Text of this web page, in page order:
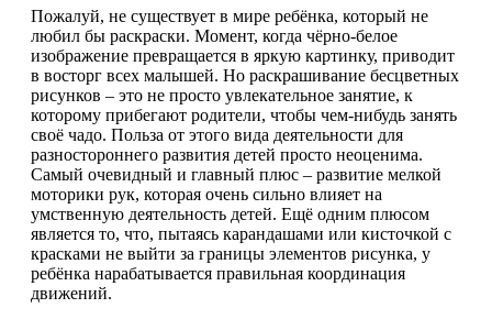
Пожалуй, не существует в мире ребёнка, который не
любил бы раскраски. Момент, когда чёрно-белое
изображение превращается в яркую картинку, приводит
в восторг всех малышей. Но раскрашивание бесцветных
рисунков – это не просто увлекательное занятие, к
которому прибегают родители, чтобы чем-нибудь занять
своё чадо. Польза от этого вида деятельности для
разностороннего развития детей просто неоценима.
Самый очевидный и главный плюс – развитие мелкой
моторики рук, которая очень сильно влияет на
умственную деятельность детей. Ещё одним плюсом
является то, что, пытаясь карандашами или кисточкой с
красками не выйти за границы элементов рисунка, у
ребёнка нарабатывается правильная координация
движений.